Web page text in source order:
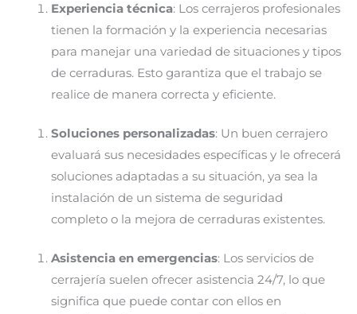
Experiencia técnica: Los cerrajeros profesionales
tienen la formación y la experiencia necesarias
para manejar una variedad de situaciones y tipos
de cerraduras. Esto garantiza que el trabajo se
realice de manera correcta y eficiente.
Soluciones personalizadas: Un buen cerrajero
evaluará sus necesidades específicas y le ofrecerá
soluciones adaptadas a su situación, ya sea la
instalación de un sistema de seguridad
completo o la mejora de cerraduras existentes.
Asistencia en emergencias: Los servicios de
cerrajería suelen ofrecer asistencia 24/7, lo que
significa que puede contar con ellos en